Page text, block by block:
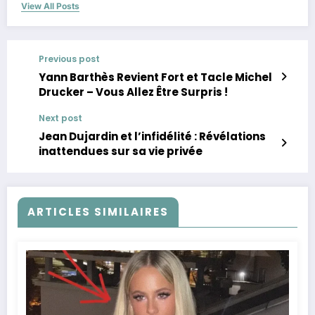
View All Posts
Previous post
Yann Barthès Revient Fort et Tacle Michel
Drucker – Vous Allez Être Surpris !
Next post
Jean Dujardin et l’infidélité : Révélations
inattendues sur sa vie privée
ARTICLES SIMILAIRES